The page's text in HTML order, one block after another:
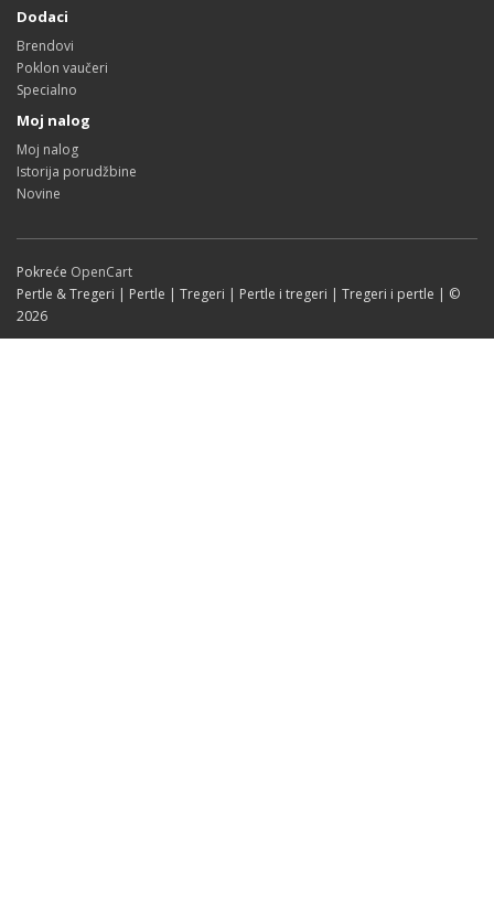
Dodaci
Brendovi
Poklon vaučeri
Specialno
Moj nalog
Moj nalog
Istorija porudžbine
Novine
Pokreće OpenCart
Pertle & Tregeri | Pertle | Tregeri | Pertle i tregeri | Tregeri i pertle | ©
2026